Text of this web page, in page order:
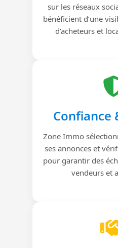
sur les réseaux
bénéficient d’une
d’acheteurs et
Confiance
Zone Immo
ses annonces et
pour garantir des
vendeurs et